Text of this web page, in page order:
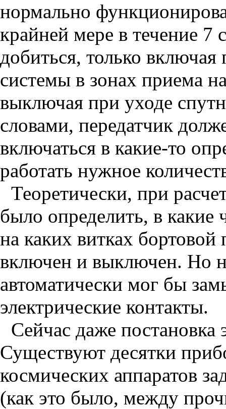
нормально
крайней мере в течение
добиться, только включая
системы в зонах приема
выключая при уходе
словами, передатчик
включаться в какие-то
работать нужное
Теоретически, при
было определить, в какие
на каких витках
включен и выключен. Но
автоматически мог бы
электрические контакты.
Сейчас даже постановка
Существуют десятки
космических аппаратов
(как это было, между